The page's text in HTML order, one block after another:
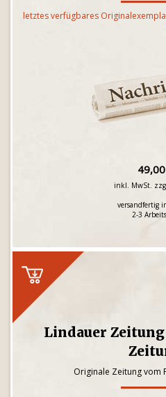
letztes verfügbares
inkl. MwSt.
versandfertig
2-3
Lindauer
Originale Zeitung vom